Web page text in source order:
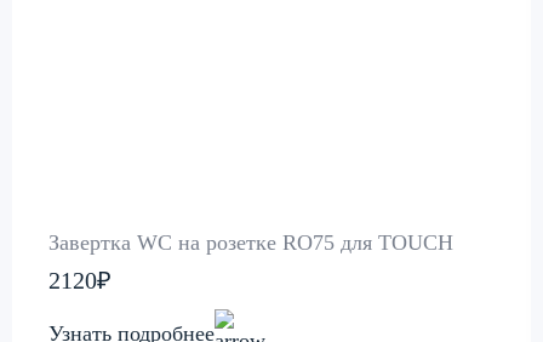
Завертка WC на розетке RO75 для TOUCH
2120₽
Узнать подробнее